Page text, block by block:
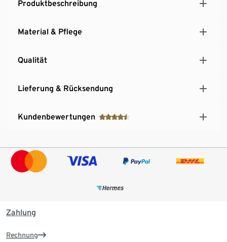
Produktbeschreibung
Material & Pflege
Qualität
Lieferung & Rücksendung
Kundenbewertungen
Zahlung
Rechnung